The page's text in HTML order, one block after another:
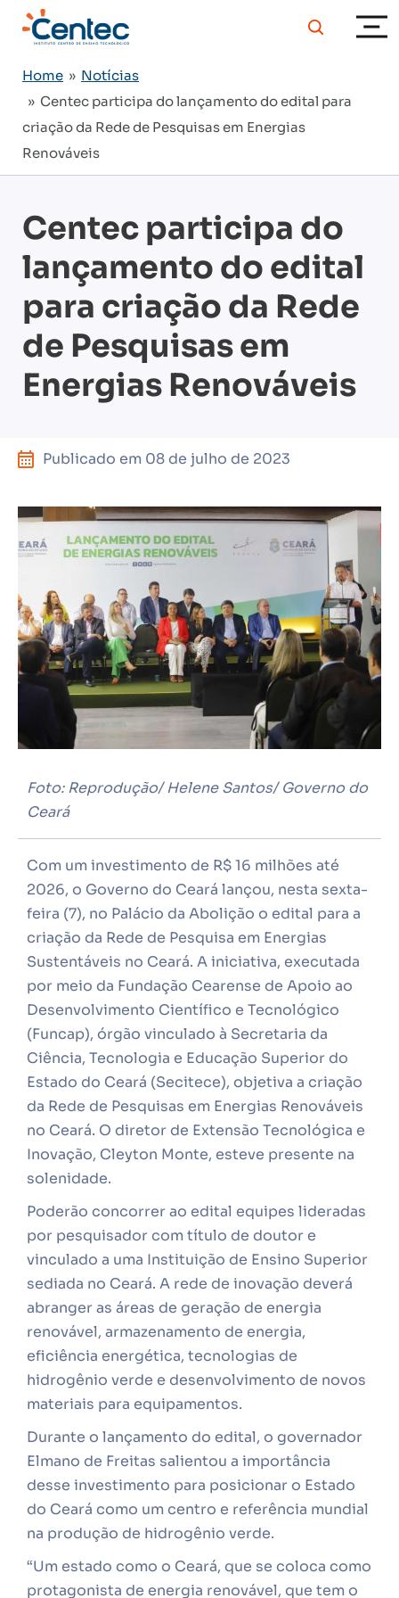
Home » Notícias
» Centec participa do lançamento do edital para
criação da Rede de Pesquisas em Energias
Renováveis
Centec participa do
lançamento do edital
para criação da Rede
de Pesquisas em
Energias Renováveis
Publicado em 08 de julho de 2023
Foto: Reprodução/ Helene Santos/ Governo do
Ceará
Com um investimento de R$ 16 milhões até
2026, o Governo do Ceará lançou, nesta sexta-
feira (7), no Palácio da Abolição o edital para a
criação da Rede de Pesquisa em Energias
Sustentáveis no Ceará. A iniciativa, executada
por meio da Fundação Cearense de Apoio ao
Desenvolvimento Científico e Tecnológico
(Funcap), órgão vinculado à Secretaria da
Ciência, Tecnologia e Educação Superior do
Estado do Ceará (Secitece), objetiva a criação
da Rede de Pesquisas em Energias Renováveis
no Ceará. O diretor de Extensão Tecnológica e
Inovação, Cleyton Monte, esteve presente na
solenidade.
Poderão concorrer ao edital equipes lideradas
por pesquisador com título de doutor e
vinculado a uma Instituição de Ensino Superior
sediada no Ceará. A rede de inovação deverá
abranger as áreas de geração de energia
renovável, armazenamento de energia,
eficiência energética, tecnologias de
hidrogênio verde e desenvolvimento de novos
materiais para equipamentos.
Durante o lançamento do edital, o governador
Elmano de Freitas salientou a importância
desse investimento para posicionar o Estado
do Ceará como um centro e referência mundial
na produção de hidrogênio verde.
“Um estado como o Ceará, que se coloca como
protagonista de energia renovável, que tem o